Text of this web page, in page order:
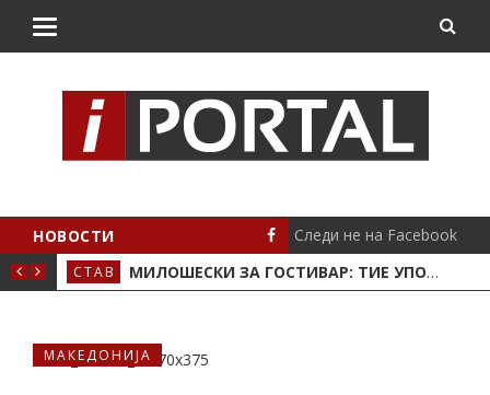
НОВОСТИ
БОЛНИЦА
СТАВ МИЛОШЕСКИ ЗА ГОСТИВАР: ТИЕ УПОРНО НЀ ТРУЈАТ, АМА НИЕ МАШКИ ИЗДРЖУВАМЕ!
Следи не на Facebook
МАКЕДОНИЈА